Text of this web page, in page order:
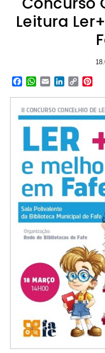
Leitura
Facebook
WhatsApp
EmailLinkedIn
Copy